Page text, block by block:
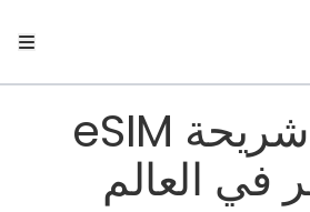
أفضل شريحة eSIM
في العالم